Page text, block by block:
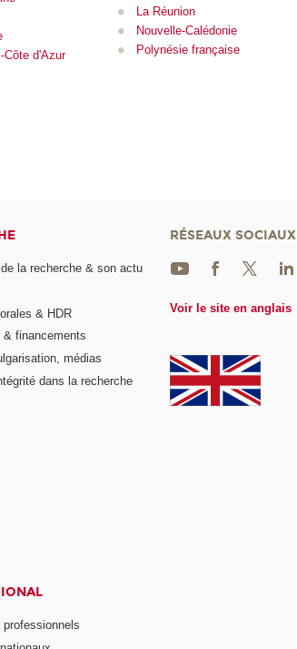
Côte d'Azur
La Réunion
Nouvelle-Calédonie
Polynésie française
de la recherche & son actu
& HDR
& financements
médias
dans la recherche
RÉSEAUX SOCIAUX
Voir le site en anglais